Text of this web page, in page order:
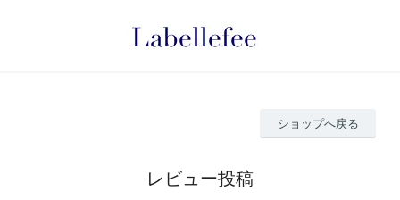
ショップへ戻る
レビュー投稿